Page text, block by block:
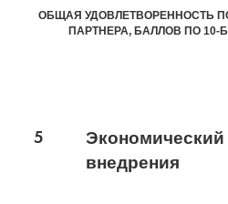
ОБЩАЯ УДОВЛЕТВОРЕННОСТЬ
ПАРТНЕРА, БАЛЛОВ ПО
5
внедрения